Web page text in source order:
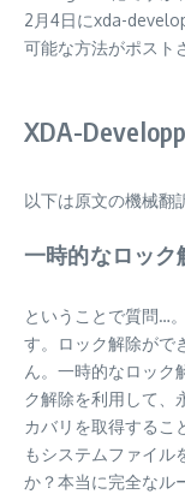
2月4日にxda-
可能な方法がポスト
XDA-
以下は原文の機械翻
一時的なロック
ということで質問…
す。ロック解除がで
ん。一時的なロック
ク解除を利用して、
カバリを取得するこ
もシステムファイル
か？本当に完全なル